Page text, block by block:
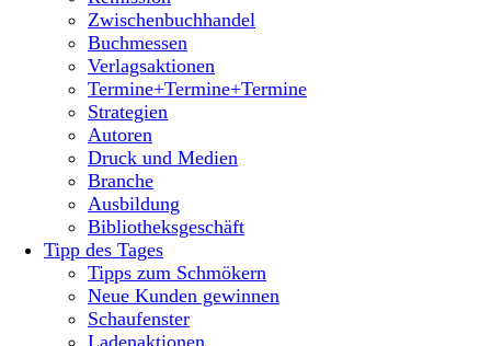
Zwischenbuchhandel
Buchmessen
Verlagsaktionen
Termine+Termine+Termine
Strategien
Autoren
Druck und Medien
Branche
Ausbildung
Bibliotheksgeschäft
Tipp des Tages
Tipps zum Schmökern
Neue Kunden gewinnen
Schaufenster